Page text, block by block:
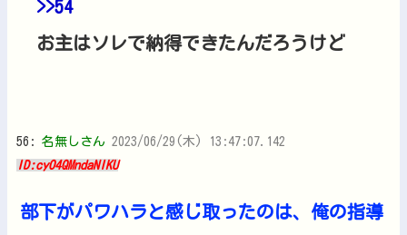
>>54
お主はソレで納得できたんだろうけど
56: 名無しさん 2023/06/29(木) 13:47:07.142
ID:cyO4QMndaNIKU
部下がパワハラと感じ取ったのは、俺の指導